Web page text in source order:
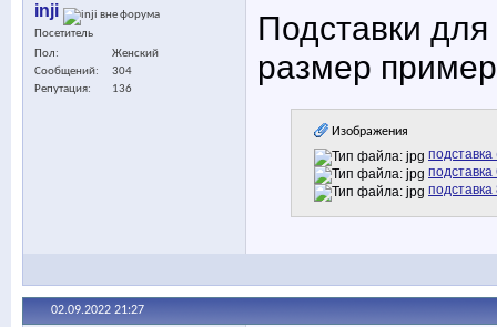
inji
Посетитель
Пол
Женский
Сообщений
304
Репутация
136
Подставки
размер
Изображения
подставка
подставка
02.09.2022 21:27